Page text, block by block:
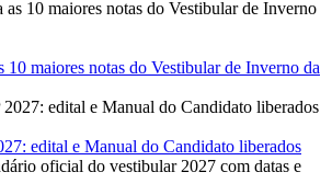
10 maiores notas do Vestibular de Inverno da
edital e Manual do Candidato liberados